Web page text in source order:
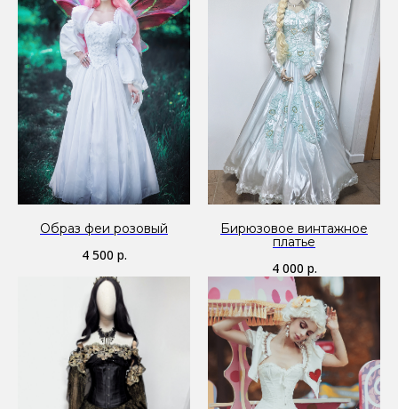
Образ феи розовый
4 500 р.
Бирюзовое винтажное
платье
4 000 р.